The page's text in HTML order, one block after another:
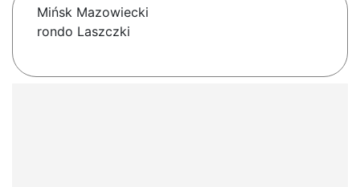
Mińsk Mazowiecki
rondo Laszczki